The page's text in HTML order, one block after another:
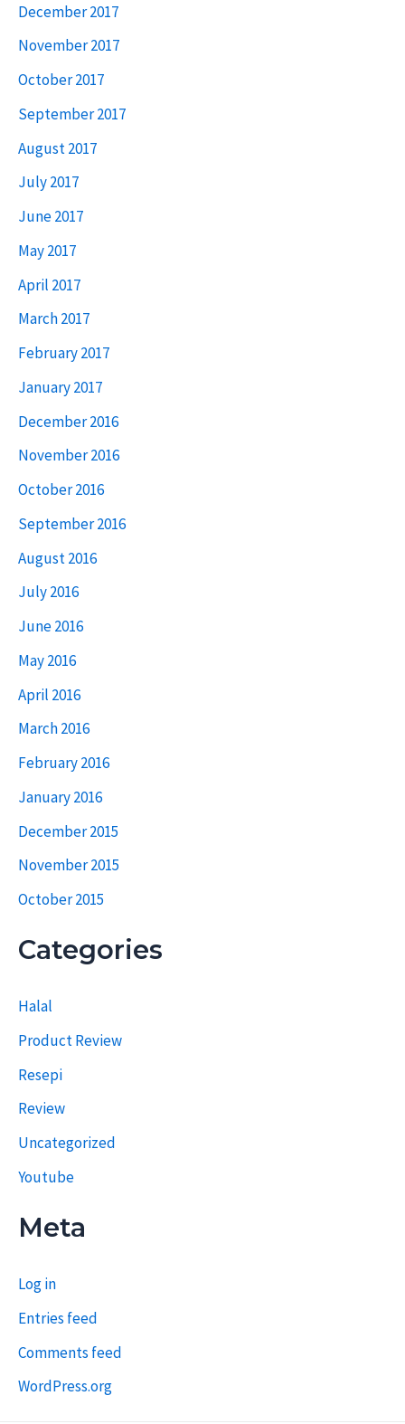
December 2017
November 2017
October 2017
September 2017
August 2017
July 2017
June 2017
May 2017
April 2017
March 2017
February 2017
January 2017
December 2016
November 2016
October 2016
September 2016
August 2016
July 2016
June 2016
May 2016
April 2016
March 2016
February 2016
January 2016
December 2015
November 2015
October 2015
Categories
Halal
Product Review
Resepi
Review
Uncategorized
Youtube
Meta
Log in
Entries feed
Comments feed
WordPress.org